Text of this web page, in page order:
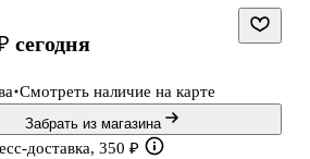
сегодня
Смотреть наличие на карте
Забрать из магазина
доставка, 350 ₽